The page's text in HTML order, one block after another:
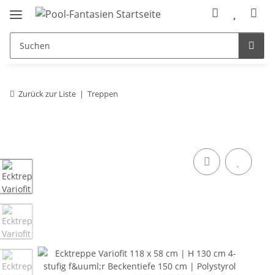
Zurück zur Liste Treppen